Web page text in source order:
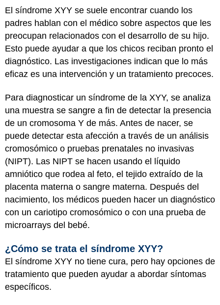
El síndrome XYY se suele encontrar cuando los
padres hablan con el médico sobre aspectos que les
preocupan relacionados con el desarrollo de su hijo.
Esto puede ayudar a que los chicos reciban pronto el
diagnóstico. Las investigaciones indican que lo más
eficaz es una intervención y un tratamiento precoces.
Para diagnosticar un síndrome de la XYY, se analiza
una muestra se sangre a fin de detectar la presencia
de un cromosoma Y de más. Antes de nacer, se
puede detectar esta afección a través de un análisis
cromosómico o pruebas prenatales no invasivas
(NIPT). Las NIPT se hacen usando el líquido
amniótico que rodea al feto, el tejido extraído de la
placenta materna o sangre materna. Después del
nacimiento, los médicos pueden hacer un diagnóstico
con un cariotipo cromosómico o con una prueba de
microarrays del bebé.
¿Cómo se trata el síndrome XYY?
El síndrome XYY no tiene cura, pero hay opciones de
tratamiento que pueden ayudar a abordar síntomas
específicos.